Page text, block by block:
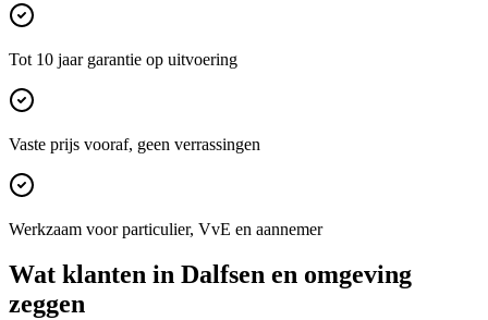
Tot 10 jaar garantie op uitvoering
Vaste prijs vooraf, geen verrassingen
Werkzaam voor particulier, VvE en aannemer
Wat klanten in Dalfsen en omgeving
zeggen